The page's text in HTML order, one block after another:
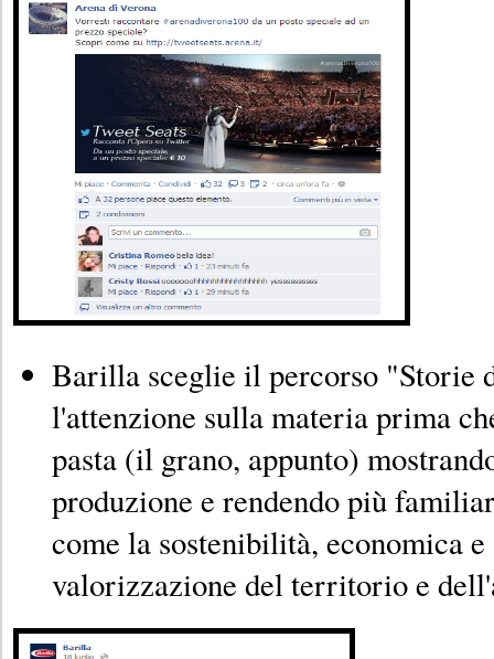
Barilla sceglie il percorso "Storie
l'attenzione sulla materia prima
pasta (il grano, appunto)
produzione e rendendo più
come la sostenibilità, economica
valorizzazione del territorio e